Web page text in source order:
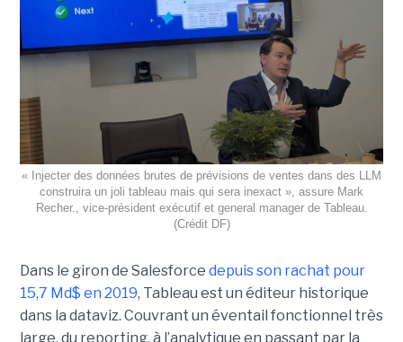
« Injecter des données brutes de prévisions de ventes dans des LLM
construira un joli tableau mais qui sera inexact », assure Mark
Recher., vice-président exécutif et general manager de Tableau.
(Crédit DF)
Dans le giron de Salesforce depuis son rachat pour
15,7 Md$ en 2019, Tableau est un éditeur historique
dans la dataviz. Couvrant un éventail fonctionnel très
large, du reporting, à l’analytique en passant par la